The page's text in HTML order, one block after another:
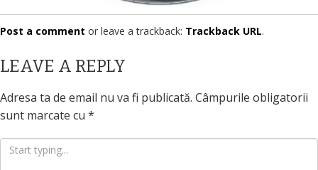
Post a comment or leave a trackback: Trackback URL.
LEAVE A REPLY
Adresa ta de email nu va fi publicată. Câmpurile obligatorii
sunt marcate cu *